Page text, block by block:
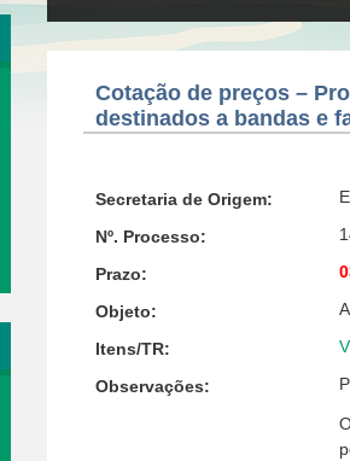
Cotação de preços –
destinados a bandas e
Secretaria de Origem:
Nº. Processo:
Prazo:
Objeto:
Itens/TR:
Observações: